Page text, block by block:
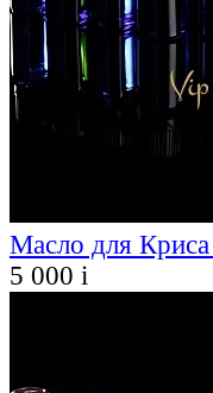
Масло для
5 000 i